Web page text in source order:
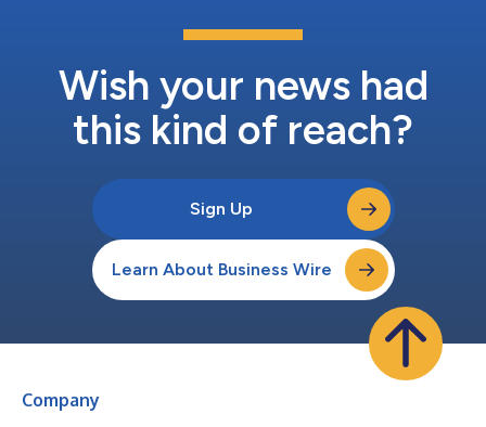
Wish your news had
this kind of reach?
Sign Up
Learn About Business Wire
Company